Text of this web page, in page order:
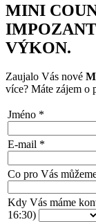
MINI
VÝKON.
Zaujalo Vás nové
více? Máte zájem o
Jméno *
E-mail *
Co pro Vás
Kdy Vás máme
16:30)